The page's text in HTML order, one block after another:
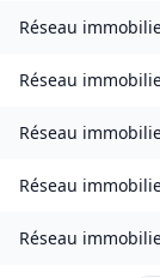
Réseau
Réseau
Réseau
Réseau
Réseau